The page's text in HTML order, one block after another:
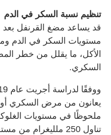
تنظيم نسبة السكر في الدم
قد يساعد مضغ القرنفل بعد
مستويات السكر في الدم
الأكل، ما يقلل من خطر
السكري.
يعانون من مرض السكري أو
ملحوظًا في مستويات